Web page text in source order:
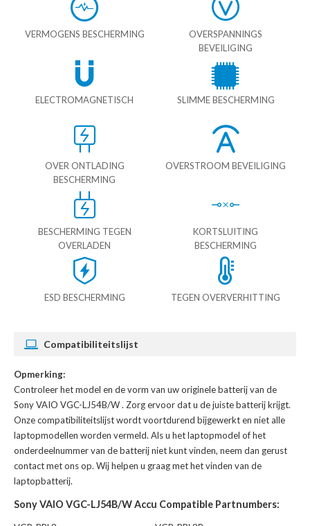
VERMOGENS BESCHERMING
OVERSPANNINGS
BEVEILIGING
ELECTROMAGNETISCH SLIMME BESCHERMING
OVER ONTLADING
BESCHERMING
OVERSTROOM BEVEILIGING
BESCHERMING TEGEN
OVERLADEN
KORTSLUITING
BESCHERMING
ESD BESCHERMING TEGEN OVERVERHITTING
Compatibiliteitslijst
Opmerking:
Controleer het model en de vorm van uw originele batterij van de
Sony VAIO VGC-LJ54B/W. Zorg ervoor dat u de juiste batterij krijgt.
Onze compatibiliteitslijst wordt voortdurend bijgewerkt en niet alle
laptopmodellen worden vermeld. Als u het laptopmodel of het
onderdeelnummer van de batterij niet kunt vinden, neem dan gerust
contact met ons op. Wij helpen u graag met het vinden van de
laptopbatterij.
Sony VAIO VGC-LJ54B/W Accu Compatible Partnumbers: